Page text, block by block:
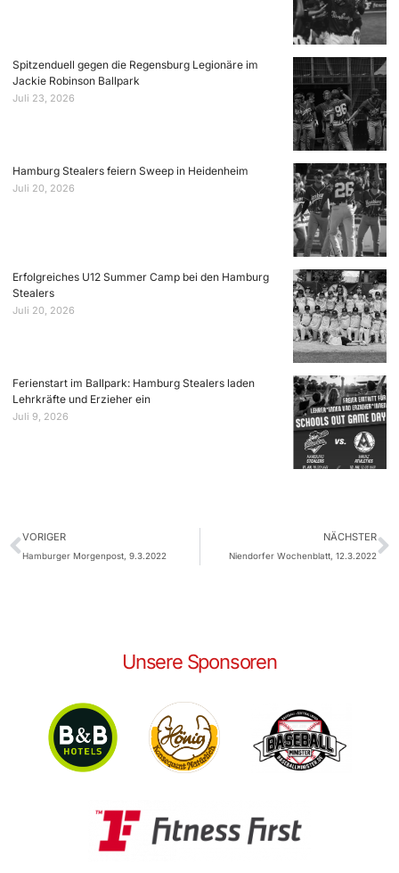
Spitzenduell gegen die Regensburg Legionäre im
Jackie Robinson Ballpark
Juli 23, 2026
Hamburg Stealers feiern Sweep in Heidenheim
Juli 20, 2026
Erfolgreiches U12 Summer Camp bei den Hamburg
Stealers
Juli 20, 2026
Ferienstart im Ballpark: Hamburg Stealers laden
Lehrkräfte und Erzieher ein
Juli 9, 2026
VORIGER
Hamburger Morgenpost, 9.3.2022
NÄCHSTER
Niendorfer Wochenblatt, 12.3.2022
Unsere Sponsoren